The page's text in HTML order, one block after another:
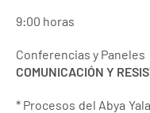
9:00 horas
Conferencias y Paneles
COMUNICACIÓN Y
* Procesos del Abya